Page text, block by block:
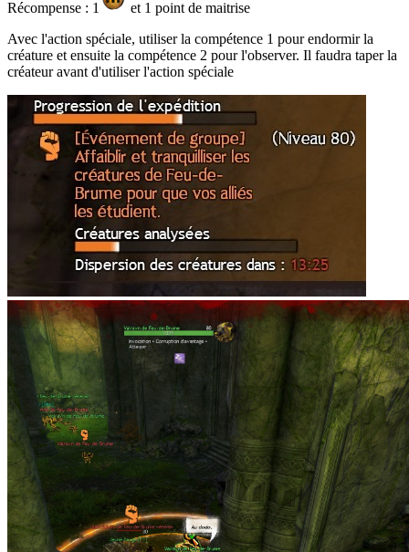
Récompense : 1
et 1 point de maitrise
Avec l'action spéciale, utiliser la compétence 1 pour endormir la
créature et ensuite la compétence 2 pour l'observer. Il faudra taper la
créateur avant d'utiliser l'action spéciale